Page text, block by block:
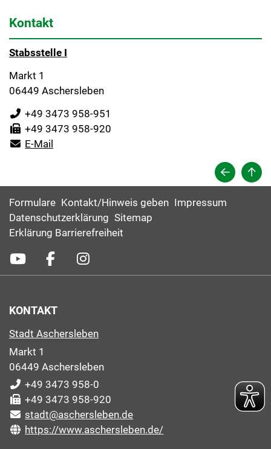
Kontakt
Stabsstelle I
Markt 1
06449 Aschersleben
+49 3473 958-951
+49 3473 958-920
E-Mail
Formulare Kontakt/Hinweis geben Impressum
Datenschutzerklärung Sitemap
Erklärung Barrierefreiheit
KONTAKT
Stadt Aschersleben
Markt 1
06449 Aschersleben
+49 3473 958-0
+49 3473 958-920
stadt@aschersleben.de
https://www.aschersleben.de/